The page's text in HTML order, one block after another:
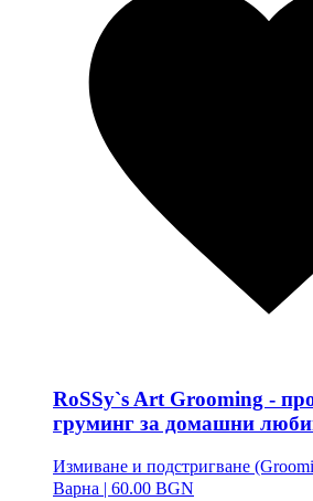
RoSSy`s Art Grooming -
груминг за домашни
Измиване и подстригване
Варна | 60.00 BGN